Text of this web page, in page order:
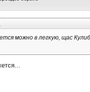
можно в легкую, щас